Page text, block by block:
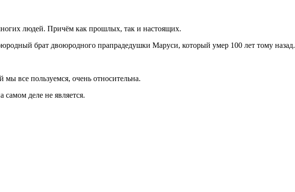
людей. Причём как прошлых, так и настоящих.
брат двоюродного прапрадедушки Маруси, который умер 100 лет тому назад.
все пользуемся, очень относительна.
деле не является.